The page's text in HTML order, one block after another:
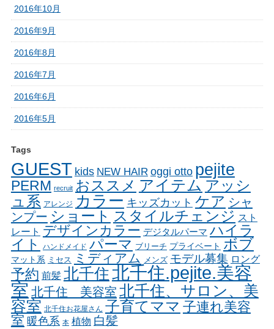
2016年10月
2016年9月
2016年8月
2016年7月
2016年6月
2016年5月
Tags
GUEST kids NEW HAIR oggi otto pejite
PERM recruit おススメ アイテム アッシ
ュ系 アレンジ カラー キッズカット ケア シャ
ンプー ショート スタイルチェンジ スト
レート デザインカラー デジタルパーマ ハイラ
イト
ハンドメイド パーマ ブリーチ プライベート ボブ
マット系 ミセス ミディアム メンズ モデル募集 ロング
予約 前髪 北千住北千住.pejite.美容
室 北千住 美容室 北千住、サロン、美
容室 北千住お花屋さん 子育てママ 子連れ美容
室 暖色系 本 植物 白髪